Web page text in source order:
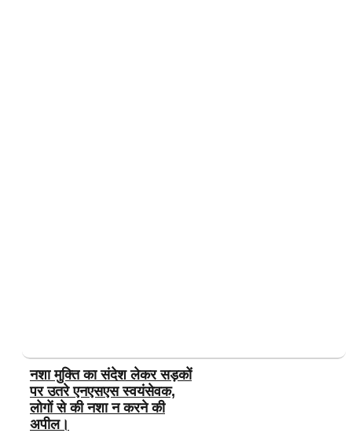
नशा मुक्ति का संदेश लेकर सड़कों
पर उतरे एनएसएस स्वयंसेवक,
लोगों से की नशा न करने की
अपील।